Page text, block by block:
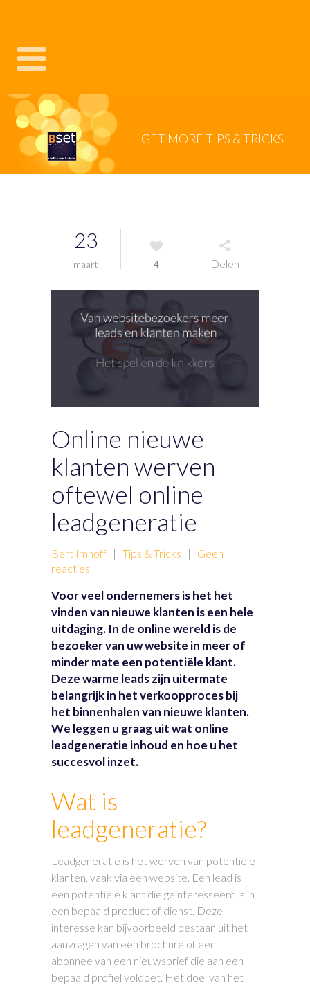
GET MORE TIPS & TRICKS
Leuke én interessante tips, weetjes en artikelen. Mis ze niet en ontvang
23
maart 4 Delen
Online nieuwe
klanten werven
oftewel online
leadgeneratie
Bert Imhoff | Tips & Tricks | Geen
reacties
Voor veel ondernemers is het het
vinden van nieuwe klanten is een hele
uitdaging. In de online wereld is de
bezoeker van uw website in meer of
minder mate een potentiële klant.
Deze warme leads zijn uitermate
belangrijk in het verkoopproces bij
het binnenhalen van nieuwe klanten.
We leggen u graag uit wat online
leadgeneratie inhoud en hoe u het
succesvol inzet.
Wat is
leadgeneratie?
Leadgeneratie is het werven van potentiële
klanten, vaak via een website. Een lead is
een potentiële klant die geïnteresseerd is in
een bepaald product of dienst. Deze
interesse kan bijvoorbeeld bestaan uit het
aanvragen van een brochure of een
abonnee van een nieuwsbrief die aan een
bepaald profiel voldoet. Het doel van het